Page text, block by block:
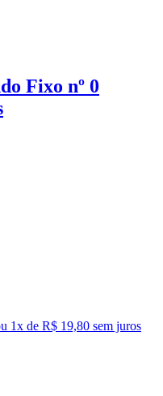
Fixo nº 0
1x de R$ 19,80 sem juros